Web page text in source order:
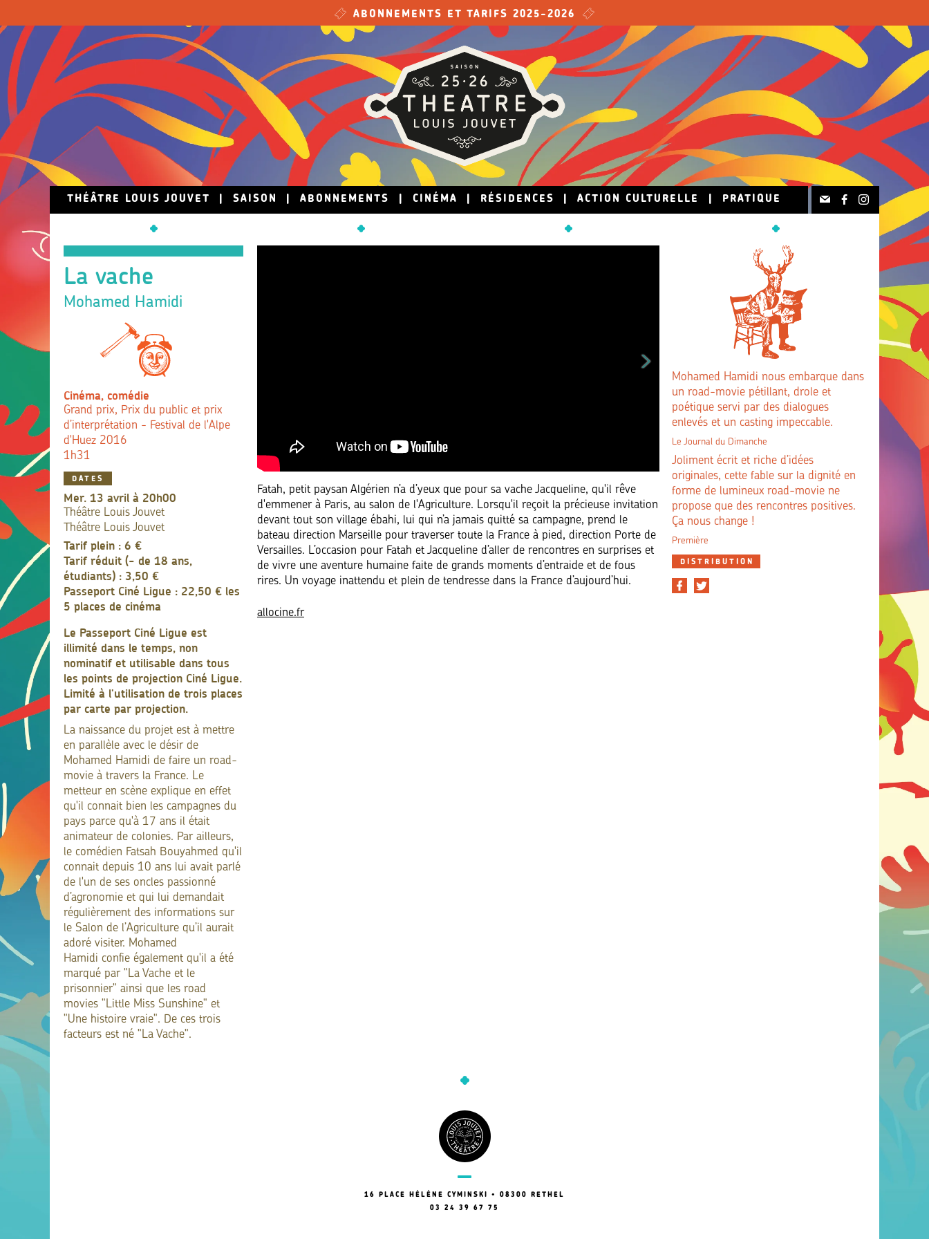
ABONNEMENTS ET TARIFS 2025-2026
THÉÂTRE LOUIS JOUVET SAISON ABONNEMENTS CINÉMA RÉSIDENCES ACTION CULTURELLE PRATIQUE
La vache
Mohamed Hamidi
Cinéma, comédie
Grand prix, Prix du public et prix
d’interprétation - Festival de l'Alpe
d'Huez 2016
1h31
DATES
mer. 13 avril à 20h00
Théâtre Louis Jouvet
Théâtre Louis Jouvet
Tarif plein : 6 €
Tarif réduit (- de 18 ans,
étudiants) : 3,50 €
Passeport Ciné Ligue : 22,50 € les
5 places de cinéma
Le Passeport Ciné Ligue est
illimité dans le temps, non
nominatif et utilisable dans tous
les points de projection Ciné Ligue.
Limité à l'utilisation de trois places
par carte par projection.
La naissance du projet est à mettre
en parallèle avec le désir de
Mohamed Hamidi de faire un road-
movie à travers la France. Le
metteur en scène explique en effet
qu'il connait bien les campagnes du
pays parce qu'à 17 ans il était
animateur de colonies. Par ailleurs,
le comédien Fatsah Bouyahmed qu'il
connait depuis 10 ans lui avait parlé
de l'un de ses oncles passionné
d’agronomie et qui lui demandait
régulièrement des informations sur
le Salon de l’Agriculture qu’il aurait
adoré visiter. Mohamed
Hamidi confie également qu'il a été
marqué par "La Vache et le
prisonnier" ainsi que les road
movies "Little Miss Sunshine" et
"Une histoire vraie". De ces trois
facteurs est né "La Vache".
Fatah, petit paysan Algérien n’a d’yeux que pour sa vache Jacqueline, qu'il rêve
d'emmener à Paris, au salon de l'Agriculture. Lorsqu'il reçoit la précieuse invitation
devant tout son village ébahi, lui qui n’a jamais quitté sa campagne, prend le
bateau direction Marseille pour traverser toute la France à pied, direction Porte de
Versailles. L’occasion pour Fatah et Jacqueline d’aller de rencontres en surprises et
de vivre une aventure humaine faite de grands moments d’entraide et de fous
rires. Un voyage inattendu et plein de tendresse dans la France d’aujourd’hui.
allocine.fr
Mohamed Hamidi nous embarque dans
un road-movie pétillant, drole et
poétique servi par des dialogues
enlevés et un casting impeccable.
Le Journal du Dimanche
Joliment écrit et riche d’idées
originales, cette fable sur la dignité en
forme de lumineux road-movie ne
propose que des rencontres positives.
Ça nous change !
Première
DISTRIBUTION
16 PLACE HÉLÈNE CYMINSKI • 08300 RETHEL
03 24 39 67 75